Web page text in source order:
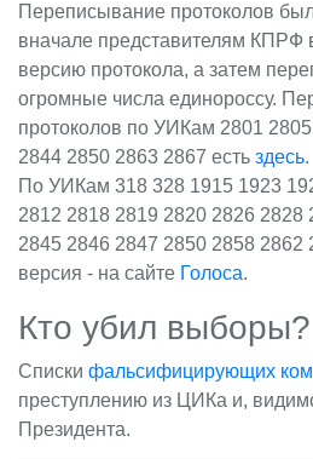
Переписывание протоколов
вначале представителям КПРФ
версию протокола, а затем
огромные числа единороссу.
протоколов по УИКам 2801
2844 2850 2863 2867 есть здесь.
По УИКам 318 328 1915 1923
2812 2818 2819 2820 2826 2828
2845 2846 2847 2850 2858 2862
версия - на сайте Голоса.
Кто убил выборы?
Списки фальсифицирующих
преступлению из ЦИКа и,
Президента.